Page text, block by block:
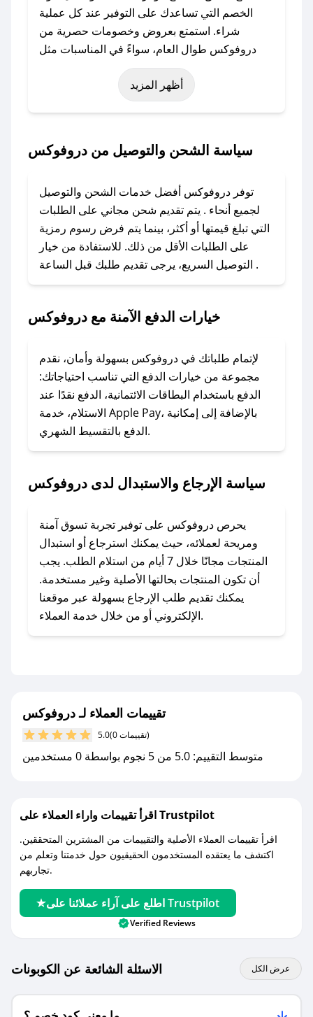
الخصم التي تساعدك على التوفير عند كل عملية
شراء. استمتع بعروض وخصومات حصرية من
دروفوكس طوال العام، سواءً في المناسبات مثل
عيد الفطر، عيد الأضحى، الجمعة البيضاء (شهر
نوفمبر)، رمضان، اليوم الوطني، يوم التأسيس، أو
حتى عروض خاصة أخرى.
باستخدام تطبيق صحصح، يمكنك العثور بسهولة على
تواصل معنا عبر تويتر أو البريد الإلكتروني لإضافته
بسرعة.
### كيفية استخدام كود خصم دروفوكس؟
1. انسخ كود الخصم من تطبيق صحصح.
2. الصقه في خانة الدفع عند التسوق من دروفوكس.
### ماذا أفعل إذا لم يعمل كود الخصم؟
الرسائل الخاصة على تويتر أو البريد الإلكتروني،
وسنقوم بحل المشكلة في أسرع وقت ممكن.
### ماذا أفعل إذا لم أجد كود خصم لمتجري
المفضل؟
في حال عدم توفر كوبونات لمتجرك المفضل، يمكنك
أسرع وقت ممكن.
### كيف تحصل على كوبونات خصم حصرية من
دروفوكس؟
للحصول على كوبونات وخصومات حصرية، قم بما
يلي:
- اضغط على أيقونة متابعة لمتجر دروفوكس في
تطبيق صحصح.
مع صحصح، تسوق بذكاء ووفّر على كل مشترياتك مع
أظهر المزيد
سياسة الشحن والتوصيل من دروفوكس
توفر دروفوكس أفضل خدمات الشحن والتوصيل
لجميع أنحاء . يتم تقديم شحن مجاني على الطلبات
التي تبلغ قيمتها أو أكثر، بينما يتم فرض رسوم رمزية
على الطلبات الأقل من ذلك. للاستفادة من خيار
التوصيل السريع، يرجى تقديم طلبك قبل الساعة .
خيارات الدفع الآمنة مع دروفوكس
لإتمام طلباتك في دروفوكس بسهولة وأمان، نقدم
مجموعة من خيارات الدفع التي تناسب احتياجاتك:
الدفع باستخدام البطاقات الائتمانية، الدفع نقدًا عند
الاستلام، خدمة Apple Pay، بالإضافة إلى إمكانية
الدفع بالتقسيط الشهري.
سياسة الإرجاع والاستبدال لدى دروفوكس
يحرص دروفوكس على توفير تجربة تسوق آمنة
ومريحة لعملائه، حيث يمكنك استرجاع أو استبدال
المنتجات مجانًا خلال 7 أيام من استلام الطلب. يجب
أن تكون المنتجات بحالتها الأصلية وغير مستخدمة.
يمكنك تقديم طلب الإرجاع بسهولة عبر موقعنا
الإلكتروني أو من خلال خدمة العملاء.
تقييمات العملاء لـ دروفوكس
5.0 (0 تقييمات)
متوسط التقييم: 5.0 من 5 نجوم بواسطة 0 مستخدمين
اقرأ تقييمات واراء العملاء على Trustpilot
اقرأ تقييمات العملاء الأصلية والتقييمات من المشترين المتحققين.
اكتشف ما يعتقده المستخدمون الحقيقيون حول خدمتنا وتعلم من
تجاربهم.
اطلع على آراء عملائنا على Trustpilot
Verified Reviews
الاسئلة الشائعة عن الكوبونات عرض الكل